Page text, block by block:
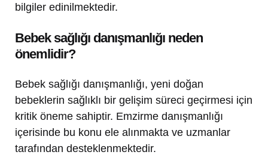
bilgiler edinilmektedir.
Bebek sağlığı danışmanlığı neden
önemlidir?
Bebek sağlığı danışmanlığı, yeni doğan
bebeklerin sağlıklı bir gelişim süreci geçirmesi için
kritik öneme sahiptir. Emzirme danışmanlığı
içerisinde bu konu ele alınmakta ve uzmanlar
tarafından desteklenmektedir.